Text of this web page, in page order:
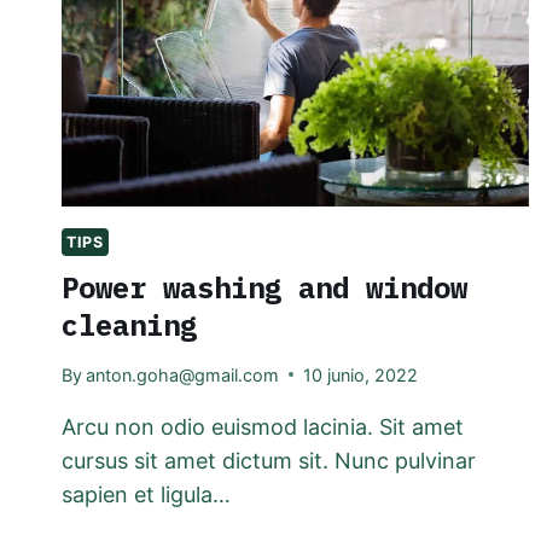
TIPS
Power washing and window
cleaning
Byanton.goha@gmail.com 10 junio, 2022
Arcu non odio euismod lacinia. Sit amet
cursus sit amet dictum sit. Nunc pulvinar
sapien et ligula…